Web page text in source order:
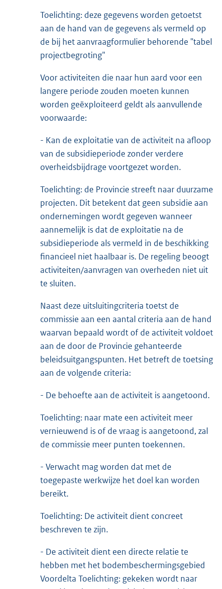
Toelichting: deze gegevens worden getoetst
aan de hand van de gegevens als vermeld op
de bij het aanvraagformulier behorende "tabel
projectbegroting"
Voor activiteiten die naar hun aard voor een
langere periode zouden moeten kunnen
worden geëxploiteerd geldt als aanvullende
voorwaarde:
- Kan de exploitatie van de activiteit na afloop
van de subsidieperiode zonder verdere
overheidsbijdrage voortgezet worden.
Toelichting: de Provincie streeft naar duurzame
projecten. Dit betekent dat geen subsidie aan
ondernemingen wordt gegeven wanneer
aannemelijk is dat de exploitatie na de
subsidieperiode als vermeld in de beschikking
financieel niet haalbaar is. De regeling beoogt
activiteiten/aanvragen van overheden niet uit
te sluiten.
Naast deze uitsluitingcriteria toetst de
commissie aan een aantal criteria aan de hand
waarvan bepaald wordt of de activiteit voldoet
aan de door de Provincie gehanteerde
beleidsuitgangspunten. Het betreft de toetsing
aan de volgende criteria:
- De behoefte aan de activiteit is aangetoond.
Toelichting: naar mate een activiteit meer
vernieuwend is of de vraag is aangetoond, zal
de commissie meer punten toekennen.
- Verwacht mag worden dat met de
toegepaste werkwijze het doel kan worden
bereikt.
Toelichting: De activiteit dient concreet
beschreven te zijn.
- De activiteit dient een directe relatie te
hebben met het bodembeschermingsgebied
Voordelta Toelichting: gekeken wordt naar